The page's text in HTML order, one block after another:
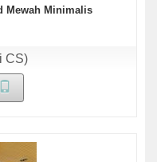
Mewah Minimalis
CS)